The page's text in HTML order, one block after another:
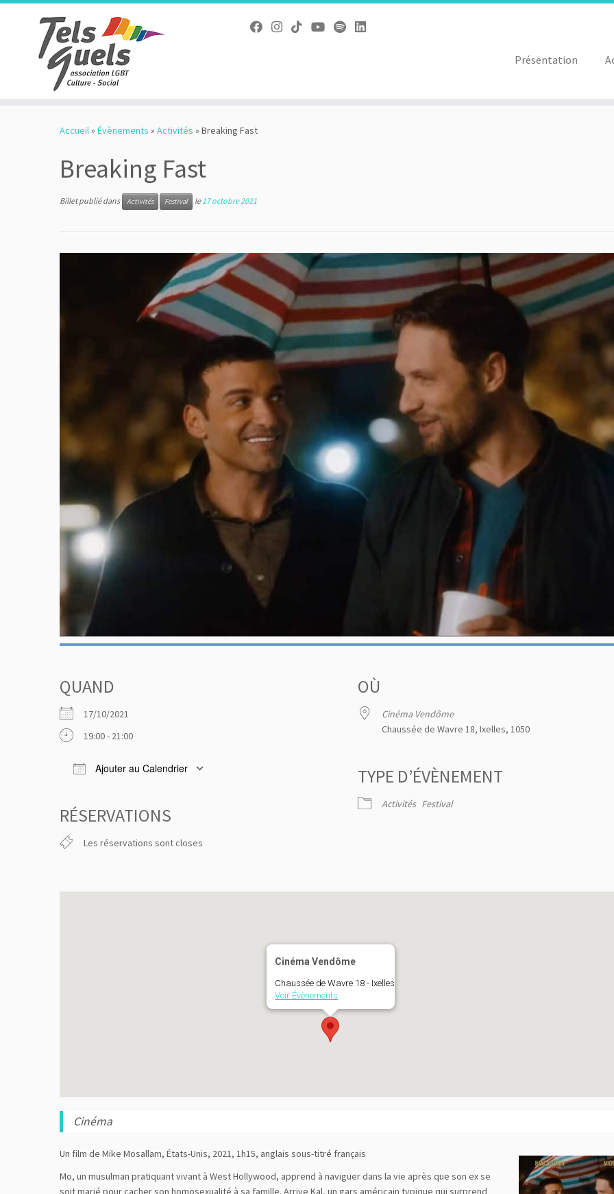
Présentation
Accueil» Évènements » Activités » Breaking Fast
Breaking Fast
Billet publié dans Activités Festival le 17 octobre 2021
QUAND
17/10/2021
19:00 - 21:00
Ajouter au Calendrier
RÉSERVATIONS
Les réservations sont closes
OÙ
Cinéma Vendôme
Chaussée de Wavre 18, Ixelles, 1050
TYPE D’ÉVÈNEMENT
Activités Festival
Cinéma Vendôme
Chaussée de Wavre 18 - Ixelles
Voir Évènements
Cinéma
Un film de Mike Mosallam, États-Unis, 2021, 1h15, anglais sous-titré français
Mo, un musulman pratiquant vivant à West Hollywood, apprend à naviguer dans la vie après que son ex se
soit marié pour cacher son homosexualité à sa famille. Arrive Kal, un gars américain typique qui surprend